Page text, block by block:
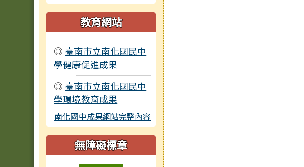
教育網站
◎ 臺南市立南化國民中
學健康促進成果
◎ 臺南市立南化國民中
學環境教育成果
南化國中成果網站完整內容
無障礙標章